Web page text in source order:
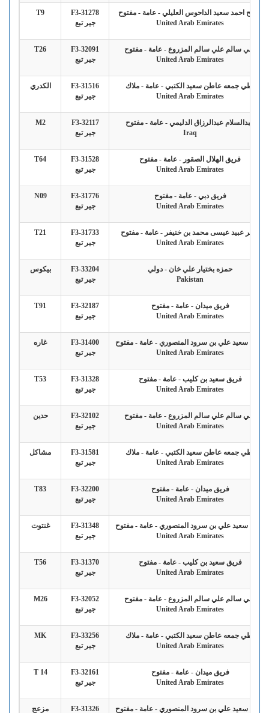
صالح احمد سعيد الداحوس العليلي - عامة - مفتوح
United Arab Emirates
F3-31278
جير تبع
T9
علي سالم علي سالم المزروع - عامة - مفتوح
United Arab Emirates
F3-32091
جير تبع
T26
بطي جمعه عاطن سعيد الكتبي - عامة - ملاك
United Arab Emirates
F3-31516
جير تبع
الكدري
عبدالسلام عبدالرزاق الدليمي - عامة - مفتوح
Iraq
F3-32117
جير تبع
M2
فريق الهلال الصقور - عامة - مفتوح
United Arab Emirates
F3-31528
جير تبع
T64
فريق دبي - عامة - مفتوح
United Arab Emirates
F3-31776
جير تبع
N09
ناصر عبيد عيسى محمد بن خنيفر - عامة - مفتوح
United Arab Emirates
F3-31733
جير تبع
T21
حمزه بختيار علي خان - دولي
Pakistan
F3-33204
جير تبع
بيكوس
فريق ميدان - عامة - مفتوح
United Arab Emirates
F3-32187
جير تبع
T91
راشد سعيد علي بن سرود المنصوري - عامة - مفتوح
United Arab Emirates
F3-31400
جير تبع
غاره
فريق سعيد بن كليب - عامة - مفتوح
United Arab Emirates
F3-31328
جير تبع
T53
علي سالم علي سالم المزروع - عامة - مفتوح
United Arab Emirates
F3-32102
جير تبع
حدين
بطي جمعه عاطن سعيد الكتبي - عامة - ملاك
United Arab Emirates
F3-31581
جير تبع
مشاكل
فريق ميدان - عامة - مفتوح
United Arab Emirates
F3-32200
جير تبع
T83
راشد سعيد علي بن سرود المنصوري - عامة - مفتوح
United Arab Emirates
F3-31348
جير تبع
غنتوت
فريق سعيد بن كليب - عامة - مفتوح
United Arab Emirates
F3-31370
جير تبع
T56
علي سالم علي سالم المزروع - عامة - مفتوح
United Arab Emirates
F3-32052
جير تبع
M26
بطي جمعه عاطن سعيد الكتبي - عامة - ملاك
United Arab Emirates
F3-33256
جير تبع
MK
فريق ميدان - عامة - مفتوح
United Arab Emirates
F3-32161
جير تبع
T 14
راشد سعيد علي بن سرود المنصوري - عامة - مفتوح F3-31326 مزعج